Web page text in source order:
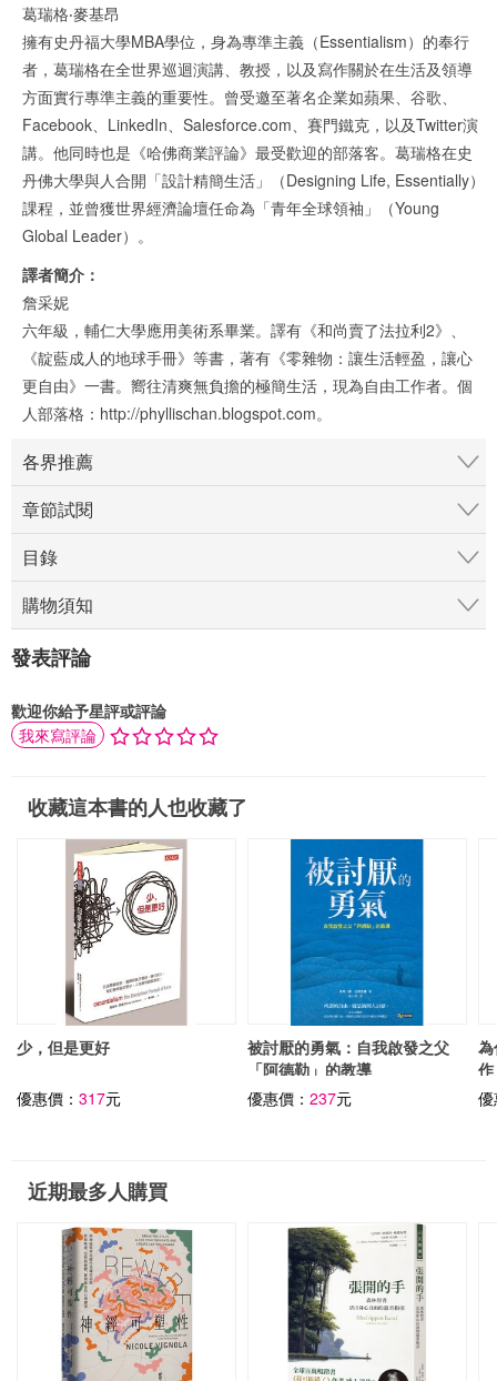
葛瑞格‧麥基昂
擁有史丹福大學MBA學位，身為專準主義（Essentialism）的奉行
者，葛瑞格在全世界巡迴演講、教授，以及寫作關於在生活及領導
方面實行專準主義的重要性。曾受邀至著名企業如蘋果、谷歌、
Facebook、LinkedIn、Salesforce.com、賽門鐵克，以及Twitter演
講。他同時也是《哈佛商業評論》最受歡迎的部落客。葛瑞格在史
丹佛大學與人合開「設計精簡生活」（Designing Life, Essentially）
課程，並曾獲世界經濟論壇任命為「青年全球領袖」（Young
Global Leader）。
譯者簡介：
詹采妮
六年級，輔仁大學應用美術系畢業。譯有《和尚賣了法拉利2》、
《靛藍成人的地球手冊》等書，著有《零雜物：讓生活輕盈，讓心
更自由》一書。嚮往清爽無負擔的極簡生活，現為自由工作者。個
人部落格：http://phyllischan.blogspot.com。
各界推薦
章節試閱
目錄
購物須知
發表評論
歡迎你給予星評或評論
我來寫評論
收藏這本書的人也收藏了
少，但是更好
優惠價： 317元
被討厭的勇氣：自我啟發之父
「阿德勒」的教導
優惠價：237元
近期最多人購買